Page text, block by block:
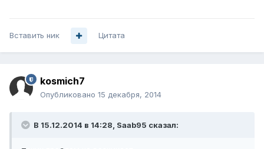
Вставить ник Цитата
kosmich7
Опубликовано 15 декабря, 2014
В 15.12.2014 в 14:28, Saab95 сказал: